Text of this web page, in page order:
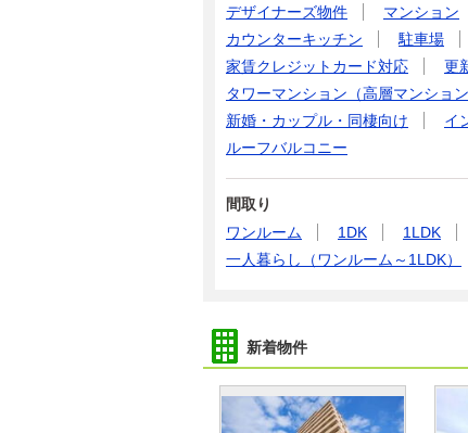
デザイナーズ物件
マンション
カウンターキッチン
駐車場
家賃クレジットカード対応
更
タワーマンション（高層マンション
新婚・カップル・同棲向け
イ
ルーフバルコニー
間取り
ワンルーム
1DK 1LDK
一人暮らし（ワンルーム～1LDK）
新着物件